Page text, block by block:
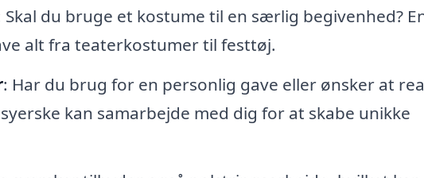
Skal du bruge et kostume til en særlig begivenhed?
alt fra teaterkostumer til festtøj.
: Har du brug for en personlig gave eller ønsker at
kan samarbejde med dig for at skabe unikke